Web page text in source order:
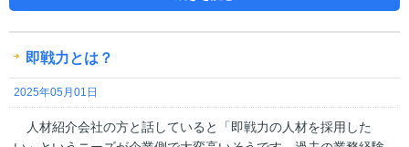
即戦力とは？
2025年05月01日
人材紹介会社の方と話していると「即戦力の人材を採用した